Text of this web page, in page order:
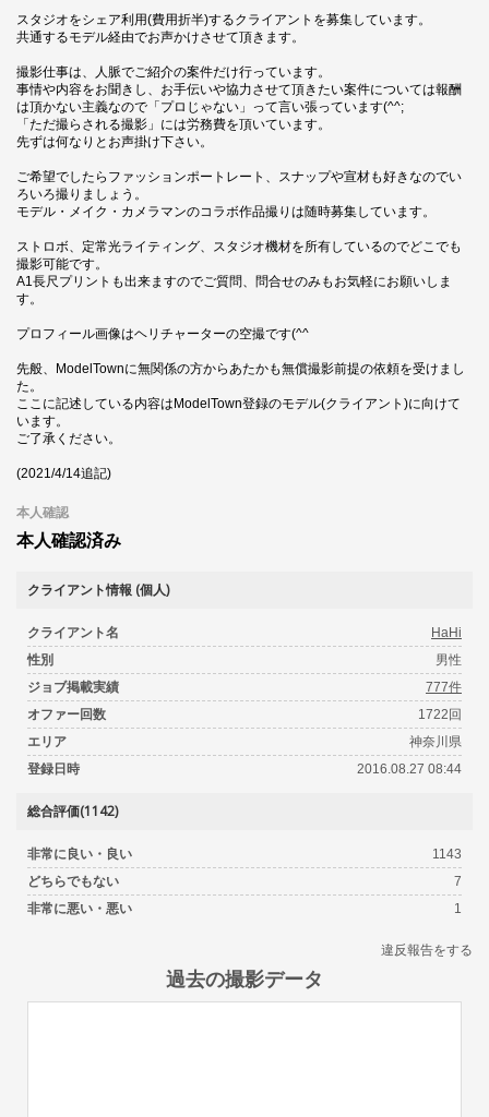
スタジオをシェア利用(費用折半)するクライアントを募集しています。
共通するモデル経由でお声かけさせて頂きます。
撮影仕事は、人脈でご紹介の案件だけ行っています。
事情や内容をお聞きし、お手伝いや協力させて頂きたい案件については報酬
は頂かない主義なので「プロじゃない」って言い張っています(^^;
「ただ撮らされる撮影」には労務費を頂いています。
先ずは何なりとお声掛け下さい。
ご希望でしたらファッションポートレート、スナップや宣材も好きなのでい
ろいろ撮りましょう。
モデル・メイク・カメラマンのコラボ作品撮りは随時募集しています。
ストロボ、定常光ライティング、スタジオ機材を所有しているのでどこでも
撮影可能です。
A1長尺プリントも出来ますのでご質問、問合せのみもお気軽にお願いしま
す。
プロフィール画像はヘリチャーターの空撮です(^^
先般、ModelTownに無関係の方からあたかも無償撮影前提の依頼を受けまし
た。
ここに記述している内容はModelTown登録のモデル(クライアント)に向けて
います。
ご了承ください。
(2021/4/14追記)
本人確認
本人確認済み
クライアント情報 (個人)
クライアント名
HaHi
性別
男性
ジョブ掲載実績
777件
オファー回数
1722回
エリア
神奈川県
登録日時
2016.08.27 08:44
総合評価(1142)
非常に良い・良い
1143
どちらでもない
7
非常に悪い・悪い
1
違反報告をする
過去の撮影データ